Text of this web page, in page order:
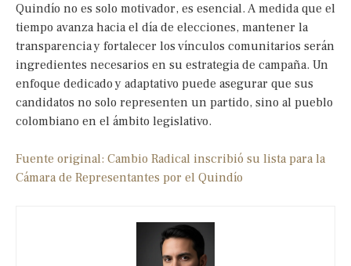
Quindío no es solo motivador, es esencial. A medida que el
tiempo avanza hacia el día de elecciones, mantener la
transparencia y fortalecer los vínculos comunitarios serán
ingredientes necesarios en su estrategia de campaña. Un
enfoque dedicado y adaptativo puede asegurar que sus
candidatos no solo representen un partido, sino al pueblo
colombiano en el ámbito legislativo.
Fuente original: Cambio Radical inscribió su lista para la
Cámara de Representantes por el Quindío